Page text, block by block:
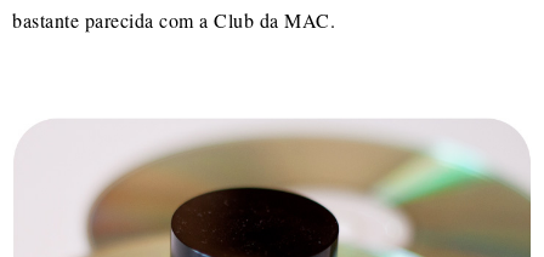
bastante parecida com a Club da MAC.